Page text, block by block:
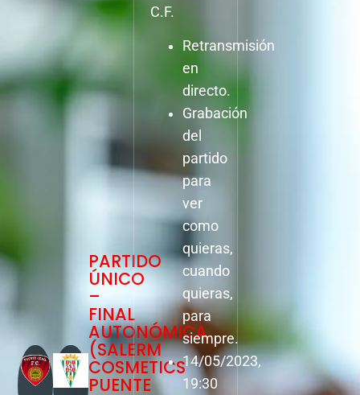
PARTIDO
ÚNICO
–
FINAL
AUTONÓMICA
(SALERM
COSMETICS
PUENTE
C.F.
Retransmisión
en
directo.
Grabación
del
partido
para
ver
como
quieras,
cuando
quieras,
para
siempre.
14/05/2023,
19:30